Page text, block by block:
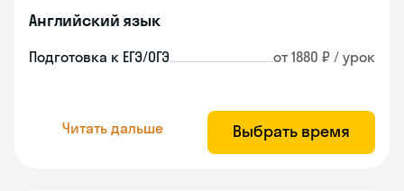
Английский язык
Подготовка к ЕГЭ/ОГЭ от 1880 ₽ / урок
Читать дальше Выбрать время